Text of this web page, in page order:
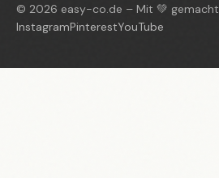
© 2026 easy-co.de – Mit 💚 gemacht
InstagramPinterestYouTube